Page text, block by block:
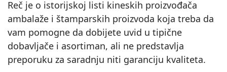
Reč je o istorijskoj listi kineskih proizvođača
ambalaže i štamparskih proizvoda koja treba da
vam pomogne da dobijete uvid u tipične
dobavljače i asortiman, ali ne predstavlja
preporuku za saradnju niti garanciju kvaliteta.